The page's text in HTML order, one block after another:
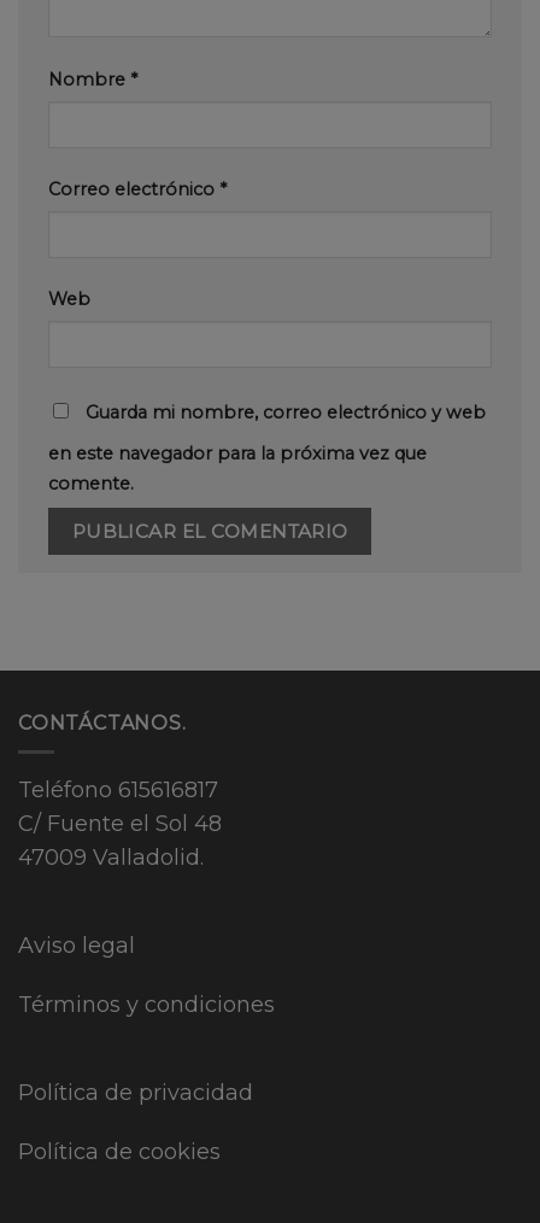
Nombre *
Correo electrónico *
Web
Guarda mi nombre, correo electrónico y web
en este navegador para la próxima vez que
comente.
CONTÁCTANOS.
Teléfono 615616817
C/ Fuente el Sol 48
47009 Valladolid.
Aviso legal
Términos y condiciones
Política de privacidad
Política de cookies